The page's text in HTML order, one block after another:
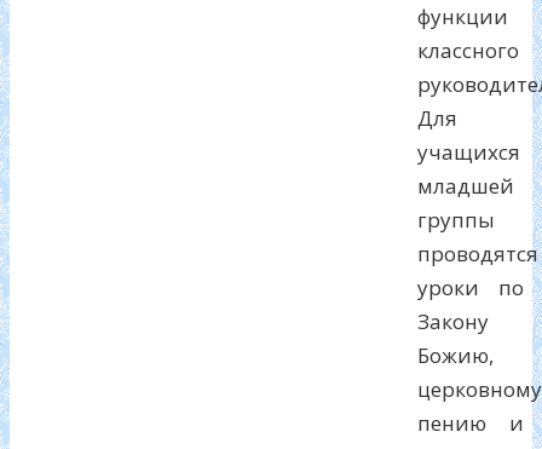
функции
классного
Для
учащихся
младшей
группы
проводятся
уроки по
Закону
Божию,
церковному
пению и